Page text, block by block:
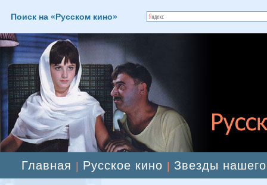
Поиск на «Русском кино»
Главная Русское кино Звезды